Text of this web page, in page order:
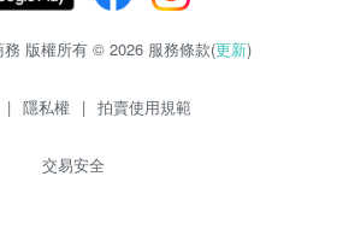
務 版權所有 © 2026 服務條款(更新)
| 隱私權 | 拍賣使用規範
交易安全